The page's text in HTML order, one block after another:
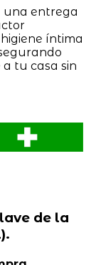
entrega
íntima
tu casa sin
de la